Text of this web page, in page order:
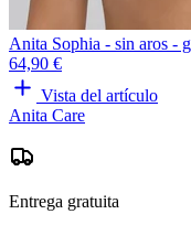
Anita Sophia - sin aros -
64,90 €
Vista del artículo
Anita Care
Entrega gratuita